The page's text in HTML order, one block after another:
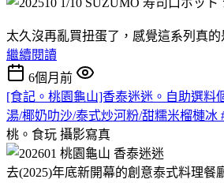
太久沒再亂買扭蛋了，感覺這系列真
繼續閱讀
6個月前
[食記。桃園龜山]香泰迷迷。自助選料
湯/椰奶叻沙/泰式炒河粉/甜糯米榴槤冰
桃。食玩 攝影寫真
去(2025)年底新開幕的創意泰式料理餐